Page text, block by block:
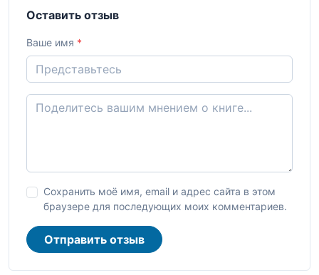
Оставить отзыв
Ваше имя *
Сохранить моё имя, email и адрес сайта в этом
браузере для последующих моих комментариев.
Отправить отзыв